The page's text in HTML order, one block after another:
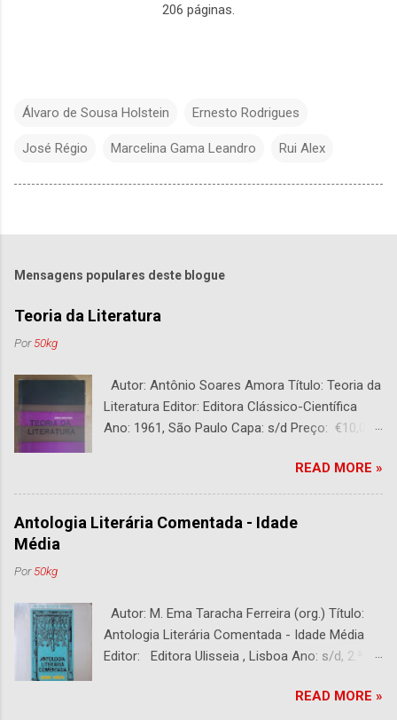
206 páginas.
Álvaro de Sousa Holstein Ernesto Rodrigues
José Régio Marcelina Gama Leandro Rui Alex
Mensagens populares deste blogue
Teoria da Literatura
Por50kg
Autor: Antônio Soares Amora Título: Teoria da
Literatura Editor: Editora Clássico-Científica
Ano: 1961, São Paulo Capa: s/d Preço: €10,00
READ MORE »
Antologia Literária Comentada - Idade
Média
Por50kg
Autor: M. Ema Taracha Ferreira (org.) Título:
Antologia Literária Comentada - Idade Média
Editor: Editora Ulisseia , Lisboa Ano: s/d, 2.ª
Com alguns sublinhados a lapiseira. Usado.
READ MORE »